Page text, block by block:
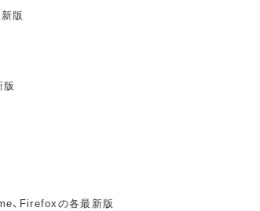
版
版
、Firefoxの各最新版